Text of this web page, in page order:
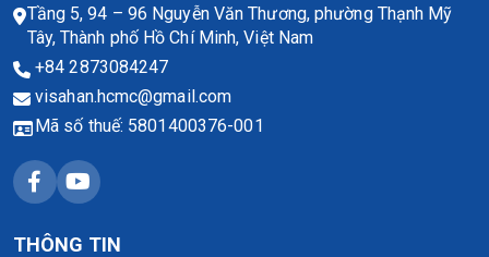
Tầng 5, 94 – 96 Nguyễn Văn Thương, phường Thạnh Mỹ
Tây, Thành phố Hồ Chí Minh, Việt Nam
+84 2873084247
visahan.hcmc@gmail.com
Mã số thuế: 5801400376-001
THÔNG TIN